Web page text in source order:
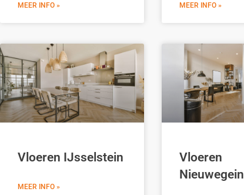
MEER INFO » MEER INFO »
Vloeren IJsselstein
MEER INFO »
Vloeren
Nieuwegein